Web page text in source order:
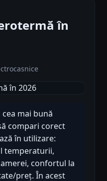
în
mai bună
compari corect
în utilizare:
temperaturii,
confortul la
preț. În acest